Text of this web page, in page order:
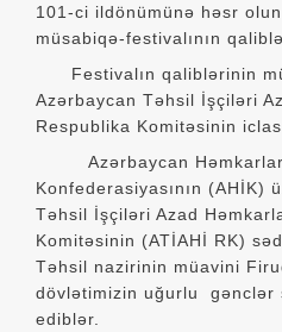
101-ci ildönümünə həsr
müsabiqə-festivalının
Festivalın qaliblərinin
Azərbaycan Təhsil İşçiləri
Respublika Komitəsinin
Azərbaycan Həmkarlar
Konfederasiyasının (AHİK)
Təhsil İşçiləri Azad
Komitəsinin (ATİAHİ RK)
Təhsil nazirinin müavini
dövlətimizin uğurlu gənclər
ediblər.